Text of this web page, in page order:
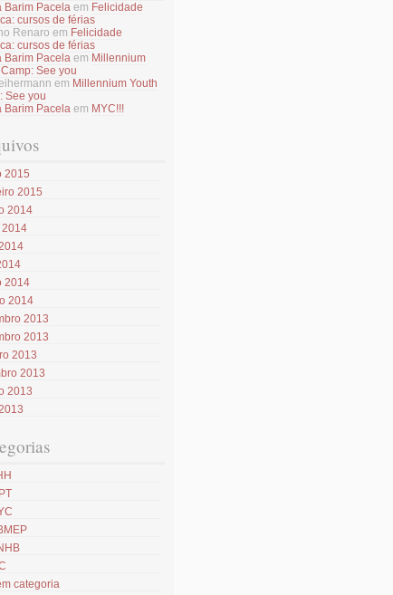
Barim Pacela em Felicidade
cursos de férias
Renaro em Felicidade
cursos de férias
Barim Pacela em Millennium
See you
em Millennium Youth
See you
Barim Pacela em MYC!!!
2015
2015
2014
2014
2014
2013
2013
2013
2013
2013
categoria